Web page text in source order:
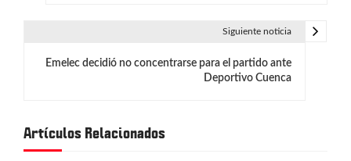
i
Siguiente noticia
Emelec decidió no concentrarse para el partido ante
Deportivo Cuenca
Artículos Relacionados